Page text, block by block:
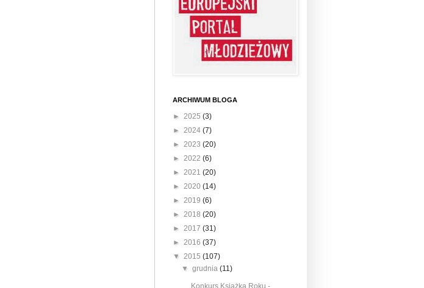
ARCHIWUM BLOGA
► 2025 (3)
► 2024 (7)
► 2023 (20)
► 2022 (6)
► 2021 (20)
► 2020 (14)
► 2019 (6)
► 2018 (20)
► 2017 (31)
► 2016 (37)
▼ 2015 (107)
▼grudnia(11)